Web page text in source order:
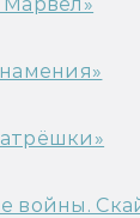
войны.